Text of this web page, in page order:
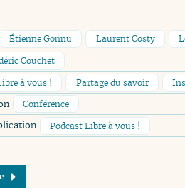
Étienne Gonnu Laurent Costy
Couchet
à vous ! Partage du savoir
Conférence
Podcast Libre à vous !